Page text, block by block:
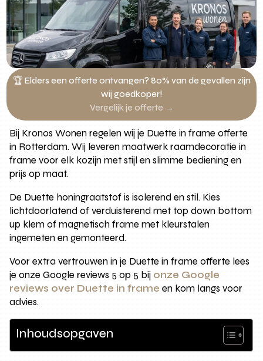
🏆 Elders een offerte ontvangen? 80% van de gevallen zijn
wij goedkoper!
Vergelijk je offerte →
Bij Kronos Wonen regelen wij je Duette in frame offerte
in Rotterdam. Wij leveren maatwerk raamdecoratie in
frame voor elk kozijn met stijl en slimme bediening en
prijs op maat.
De Duette honingraatstof is isolerend en stil. Kies
lichtdoorlatend of verduisterend met top down bottom
up klem of magnetisch frame met kleurstalen
ingemeten en gemonteerd.
Voor extra vertrouwen in je Duette in frame offerte lees
je onze Google reviews 5 op 5 bij onze Google
reviews over Duette in frame en kom langs voor
advies.
Inhoudsopgaven